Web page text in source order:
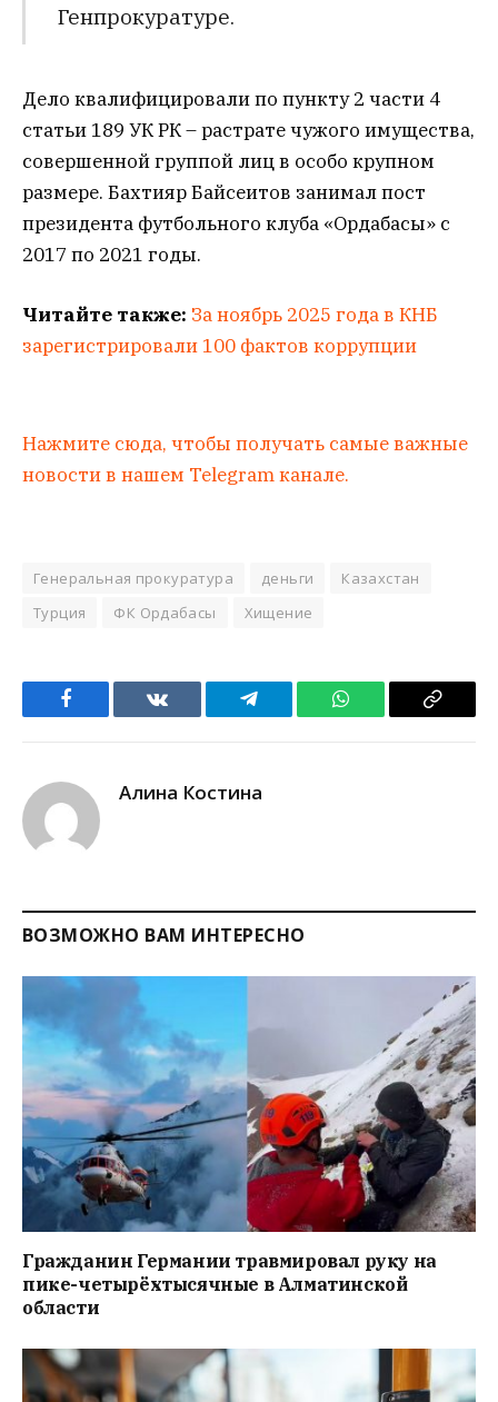
Генпрокуратуре.
Дело квалифицировали по пункту 2 части 4
статьи 189 УК РК – растрате чужого имущества,
совершенной группой лиц в особо крупном
размере. Бахтияр Байсеитов занимал пост
президента футбольного клуба «Ордабасы» с
2017 по 2021 годы.
Читайте также: За ноябрь 2025 года в КНБ
зарегистрировали 100 фактов коррупции
Нажмите сюда, чтобы получать самые важные
новости в нашем Telegram канале.
Генеральная прокуратура деньги
Казахстан
Турция
ФК Ордабасы Хищение
Facebook VKontakteTelegram WhatsApp Copy
Алина Костина
ВОЗМОЖНО ВАМ ИНТЕРЕСНО
Гражданин Германии травмировал руку на
пике-четырёхтысячные в Алматинской
области